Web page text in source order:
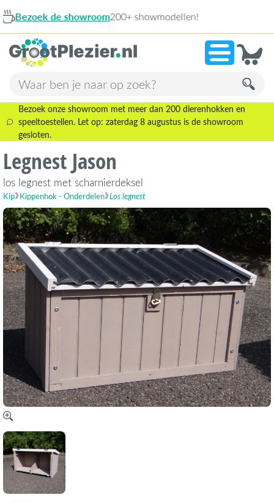
Bezoek onze showroom met meer dan 200 dierenhokken en
speeltoestellen. Let op: zaterdag 8 augustus is de showroom
gesloten.
Legnest Jason
los legnest met scharnierdeksel
Kip Kippenhok - Onderdelen Los legnest